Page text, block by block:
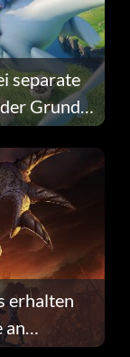
separate
Grund
erhalten
an